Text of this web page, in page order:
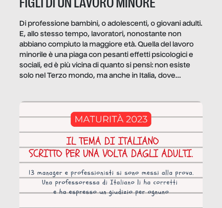
FIGLI DI UN LAVORO MINORE
Di professione bambini, o adolescenti, o giovani adulti.
E, allo stesso tempo, lavoratori, nonostante non
abbiano compiuto la maggiore età. Quella del lavoro
minorile è una piaga con pesanti effetti psicologici e
sociali, ed è più vicina di quanto si pensi: non esiste
solo nel Terzo mondo, ma anche in Italia, dove